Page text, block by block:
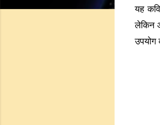
यह
लेकिन
उपयोग